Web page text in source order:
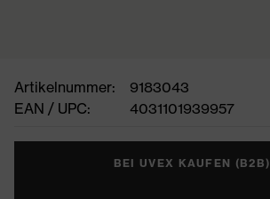
Artikelnummer:
9183043
EAN / UPC:
4031101939957
BEI UVEX KAUFEN (B2B)